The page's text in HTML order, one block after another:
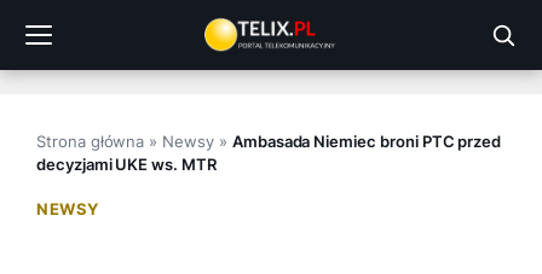
treści
Strona główna » Newsy» Ambasada Niemiec broni PTC przed
decyzjami UKE ws. MTR
NEWSY